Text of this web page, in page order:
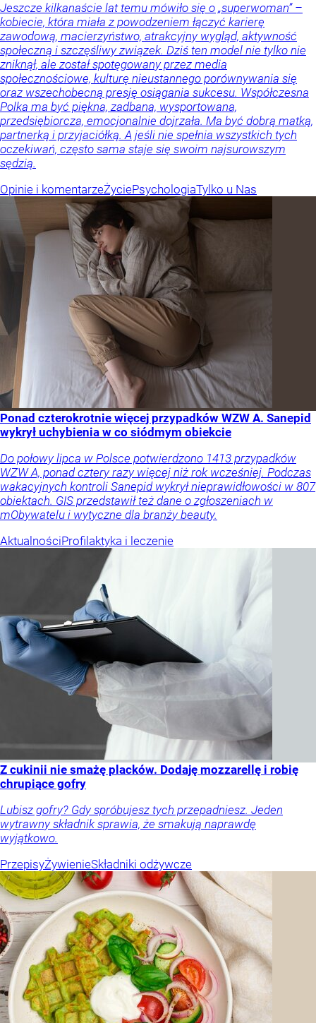
Jeszcze kilkanaście lat temu mówiło się o „superwoman” –
kobiecie, która miała z powodzeniem łączyć karierę
zawodową, macierzyństwo, atrakcyjny wygląd, aktywność
społeczną i szczęśliwy związek. Dziś ten model nie tylko nie
zniknął, ale został spotęgowany przez media
społecznościowe, kulturę nieustannego porównywania się
oraz wszechobecną presję osiągania sukcesu. Współczesna
Polka ma być piękna, zadbana, wysportowana,
przedsiębiorcza, emocjonalnie dojrzała. Ma być dobrą matką,
partnerką i przyjaciółką. A jeśli nie spełnia wszystkich tych
oczekiwań, często sama staje się swoim najsurowszym
sędzią.
Opinie i komentarzeŻyciePsychologiaTylko u Nas
Ponad czterokrotnie więcej przypadków WZW A. Sanepid
wykrył uchybienia w co siódmym obiekcie
Do połowy lipca w Polsce potwierdzono 1413 przypadków
WZW A, ponad cztery razy więcej niż rok wcześniej. Podczas
wakacyjnych kontroli Sanepid wykrył nieprawidłowości w 807
obiektach. GIS przedstawił też dane o zgłoszeniach w
mObywatelu i wytyczne dla branży beauty.
AktualnościProfilaktyka i leczenie
Z cukinii nie smażę placków. Dodaję mozzarellę i robię
chrupiące gofry
Lubisz gofry? Gdy spróbujesz tych przepadniesz. Jeden
wytrawny składnik sprawia, że smakują naprawdę
wyjątkowo.
PrzepisyŻywienieSkładniki odżywcze